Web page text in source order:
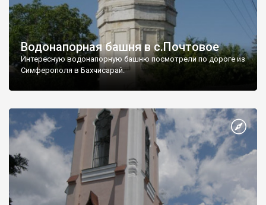
Водонапорная башня в с.Почтовое
Интересную водонапорную башню посмотрели по дороге из
Симферополя в Бахчисарай.